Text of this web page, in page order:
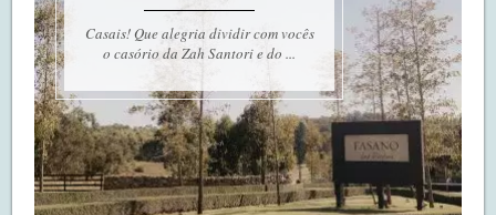
Casais! Que alegria dividir com vocês
o casório da Zah Santori e do ...